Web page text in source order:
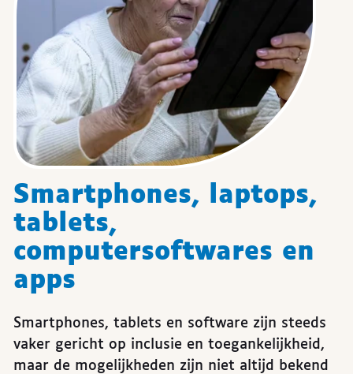
Smartphones, laptops,
tablets,
computersoftwares en
apps
Smartphones, tablets en software zijn steeds
vaker gericht op inclusie en toegankelijkheid,
maar de mogelijkheden zijn niet altijd bekend